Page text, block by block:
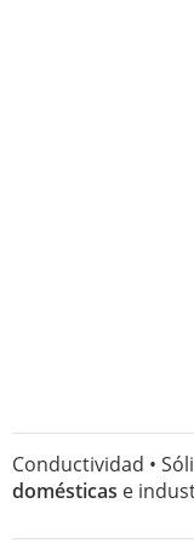
Conductividad •
domésticas e